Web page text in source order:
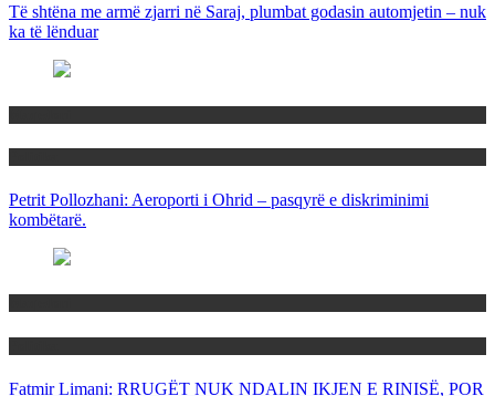
Të shtëna me armë zjarri në Saraj, plumbat godasin automjetin – nuk
ka të lënduar
Petrit Pollozhani: Aeroporti i Ohrid – pasqyrë e diskriminimi
kombëtarë.
Fatmir Limani: RRUGËT NUK NDALIN IKJEN E RINISË, POR